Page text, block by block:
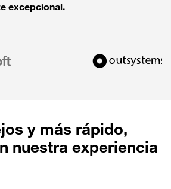
excepcional.
y más rápido,
nuestra experiencia